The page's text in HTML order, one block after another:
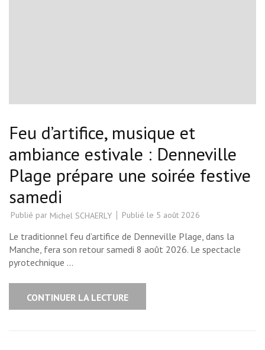
Feu d’artifice, musique et
ambiance estivale : Denneville
Plage prépare une soirée festive
samedi
Publié par Michel SCHAERLY Publié le 5 août 2026
Le traditionnel feu d’artifice de Denneville Plage, dans la
Manche, fera son retour samedi 8 août 2026. Le spectacle
pyrotechnique …
CONTINUER LA LECTURE